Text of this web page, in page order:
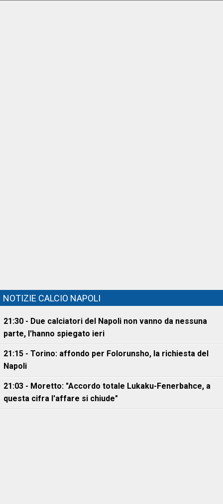
NOTIZIE CALCIO NAPOLI
21:30 - Due calciatori del Napoli non vanno da nessuna
parte, l'hanno spiegato ieri
21:15 - Torino: affondo per Folorunsho, la richiesta del
Napoli
21:03 - Moretto: "Accordo totale Lukaku-Fenerbahce, a
questa cifra l'affare si chiude"